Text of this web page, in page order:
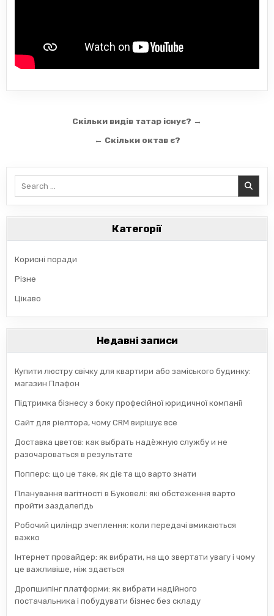
НавігаціяСкільки видів татар існує? →
← Скільки октав є?
Категорії
Корисні поради
Різне
Цікаво
Недавні записи
Купити люстру свічку для квартири або заміського будинку:
магазин Плафон
Підтримка бізнесу з боку професійної юридичної компанії
Сайт для ріелтора, чому CRM вирішує все
Доставка цветов: как выбрать надёжную службу и не
разочароваться в результате
Попперс: що це таке, як діє та що варто знати
Планування вагітності в Буковелі: які обстеження варто
пройти заздалегідь
Робочий циліндр зчеплення: коли передачі вмикаються
важко
Інтернет провайдер: як вибрати, на що звертати увагу і чому
це важливіше, ніж здається
Дропшипінг платформи: як вибрати надійного
постачальника і побудувати бізнес без складу